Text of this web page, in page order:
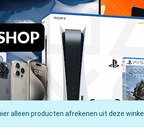
alleen producten afrekenen uit deze winkel.